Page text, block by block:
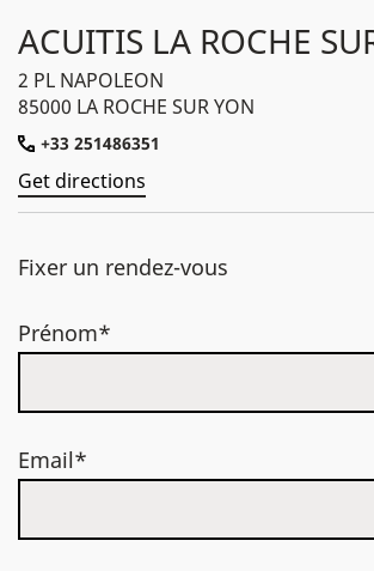
ACUITIS LA ROCHE
2 PL NAPOLEON
85000 LA ROCHE SUR YON
+33 251486351
Get directions
Fixer un rendez-vous
Prénom*
Email*